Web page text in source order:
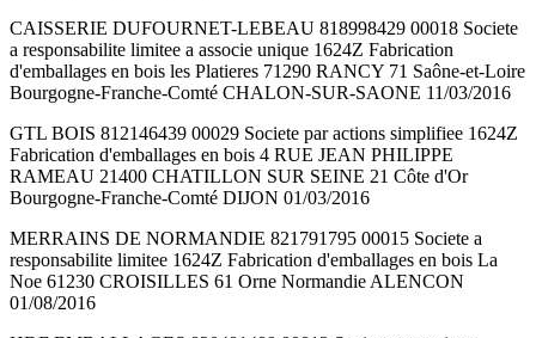
CAISSERIE DUFOURNET-LEBEAU 818998429 00018 Societe
a responsabilite limitee a associe unique 1624Z Fabrication
d'emballages en bois les Platieres 71290 RANCY 71 Saône-et-Loire
Bourgogne-Franche-Comté CHALON-SUR-SAONE 11/03/2016
GTL BOIS 812146439 00029 Societe par actions simplifiee 1624Z
Fabrication d'emballages en bois 4 RUE JEAN PHILIPPE
RAMEAU 21400 CHATILLON SUR SEINE 21 Côte d'Or
Bourgogne-Franche-Comté DIJON 01/03/2016
MERRAINS DE NORMANDIE 821791795 00015 Societe a
responsabilite limitee 1624Z Fabrication d'emballages en bois La
Noe 61230 CROISILLES 61 Orne Normandie ALENCON
01/08/2016